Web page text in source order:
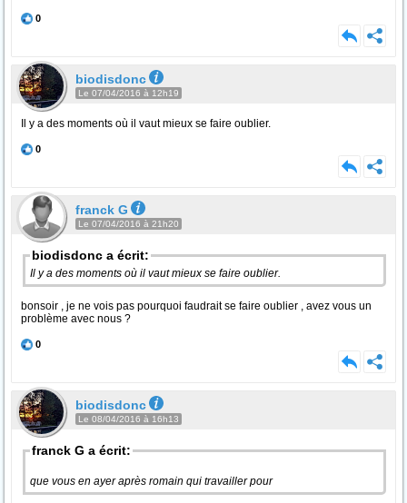
0
biodisdonc
Le 07/04/2016 à 12h19
Il y a des moments où il vaut mieux se faire oublier.
0
franck G
Le 07/04/2016 à 21h20
biodisdonc a écrit:
Il y a des moments où il vaut mieux se faire oublier.
bonsoir , je ne vois pas pourquoi faudrait se faire oublier , avez vous un
problème avec nous ?
0
biodisdonc
Le 08/04/2016 à 16h13
franck G a écrit:
que vous en ayer après romain qui travailler pour